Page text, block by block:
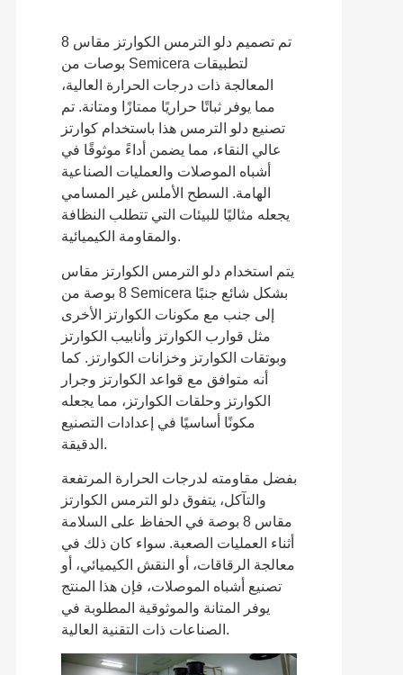
تم تصميم دلو الترمس الكوارتز مقاس 8
بوصات من Semicera لتطبيقات
المعالجة ذات درجات الحرارة العالية،
مما يوفر ثباتًا حراريًا ممتازًا ومتانة. تم
تصنيع دلو الترمس هذا باستخدام كوارتز
عالي النقاء، مما يضمن أداءً موثوقًا في
أشباه الموصلات والعمليات الصناعية
الهامة. السطح الأملس غير المسامي
يجعله مثاليًا للبيئات التي تتطلب النظافة
والمقاومة الكيميائية.
يتم استخدام دلو الترمس الكوارتز مقاس
8 بوصة من Semicera بشكل شائع جنبًا
إلى جنب مع مكونات الكوارتز الأخرى
مثل قوارب الكوارتز وأنابيب الكوارتز
وبوتقات الكوارتز وخزانات الكوارتز. كما
أنه متوافق مع قواعد الكوارتز وجرار
الكوارتز وحلقات الكوارتز، مما يجعله
مكونًا أساسيًا في إعدادات التصنيع
الدقيقة.
بفضل مقاومته لدرجات الحرارة المرتفعة
والتآكل، يتفوق دلو الترمس الكوارتز
مقاس 8 بوصة في الحفاظ على السلامة
أثناء العمليات الصعبة. سواء كان ذلك في
معالجة الرقاقات، أو النقش الكيميائي، أو
تصنيع أشباه الموصلات، فإن هذا المنتج
يوفر المتانة والموثوقية المطلوبة في
الصناعات ذات التقنية العالية.